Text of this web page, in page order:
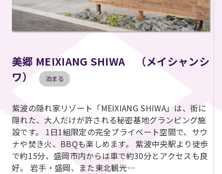
美郷 MEIXIANG SHIWA （メイシャンシ
ワ）
泊まる
紫波の隠れ家リゾート「MEIXIANG SHIWA」は、街に
隠れた、大人だけが許される秘密基地グランピング施
設です。 1日1組限定の完全プライベート空間で、サウ
ナや焚き火、BBQも楽しめます。 紫波中央駅より徒歩
で約15分、盛岡市内からは車で約30分とアクセスも良
好。 岩手・盛岡、また東北観光…